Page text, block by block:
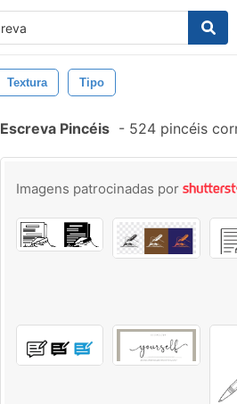
Textura Tipo
Escreva Pincéis - 524 pincéis
Imagens patrocinadas por